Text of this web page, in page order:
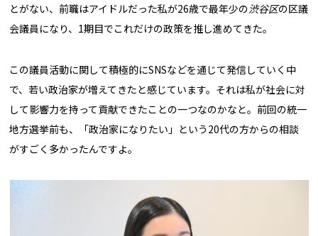
とがない、前職はアイドルだった私が26歳で最年少の渋谷区の区議
会議員になり、1期目でこれだけの政策を推し進めてきた。
この議員活動に関して積極的にSNSなどを通じて発信していく中
で、若い政治家が増えてきたと感じています。それは私が社会に対
して影響力を持って貢献できたことの一つなのかなと。前回の統一
地方選挙前も、「政治家になりたい」という20代の方からの相談
がすごく多かったんですよ。